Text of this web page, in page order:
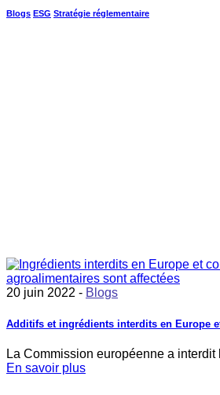
Blogs ESG Stratégie réglementaire
20 juin 2022 - Blogs
Additifs et ingrédients interdits en Europe
La Commission européenne a
En savoir plus